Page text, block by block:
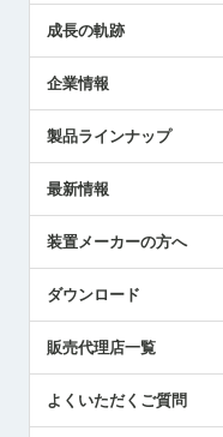
成長の軌跡
企業情報
ごあいさつ
受賞履歴
採用情報
国/地域/言語
製品ラインナップ
ツールセッタ製品
エアマイクロセンサ製品
最新情報
メトロールの技術
社員ブログ
中小企業のBCP地震対策
センサのテクニカルガイド
社長ブログ
装置メーカーの方へ
ダウンロード
販売代理店一覧
よくいただくご質問